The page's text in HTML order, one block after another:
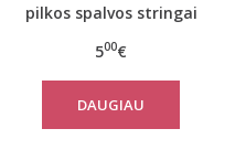
pilkos spalvos stringai
500€
DAUGIAU